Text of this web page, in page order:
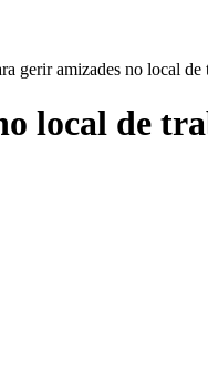
gerir amizades no local de
local de